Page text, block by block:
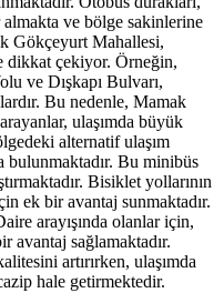
ve bölge sakinlerine
Gökçeyurt Mahallesi,
dikkat çekiyor. Örneğin,
ve Dışkapı Bulvarı,
Bu nedenle, Mamak
ulaşımda büyük
alternatif ulaşım
bulunmaktadır. Bu minibüs
Bisiklet yollarının
ek bir avantaj sunmaktadır.
arayışında olanlar için,
avantaj sağlamaktadır.
artırırken, ulaşımda
hale getirmektedir.